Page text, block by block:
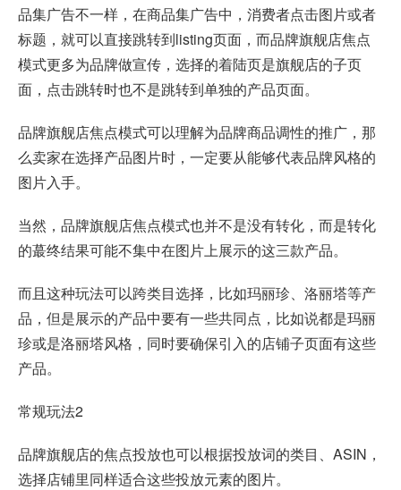
品集广告不一样，在商品集广告中，消费者点击图片或者
标题，就可以直接跳转到listing页面，而品牌旗舰店焦点
模式更多为品牌做宣传，选择的着陆页是旗舰店的子页
面，点击跳转时也不是跳转到单独的产品页面。
品牌旗舰店焦点模式可以理解为品牌商品调性的推广，那
么卖家在选择产品图片时，一定要从能够代表品牌风格的
图片入手。
当然，品牌旗舰店焦点模式也并不是没有转化，而是转化
的蕞终结果可能不集中在图片上展示的这三款产品。
而且这种玩法可以跨类目选择，比如玛丽珍、洛丽塔等产
品，但是展示的产品中要有一些共同点，比如说都是玛丽
珍或是洛丽塔风格，同时要确保引入的店铺子页面有这些
产品。
常规玩法2
品牌旗舰店的焦点投放也可以根据投放词的类目、ASIN，
选择店铺里同样适合这些投放元素的图片。